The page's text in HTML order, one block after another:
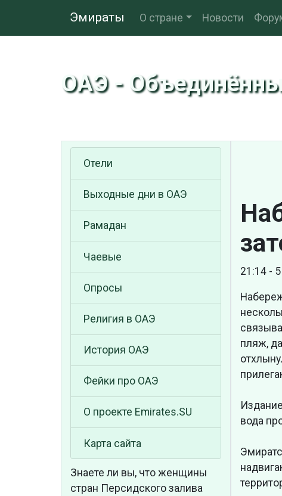
Эмираты О стране Новости
ОАЭ -
21:14 -
пляж,
вода
Отели
Выходные дни в ОАЭ
Рамадан
Чаевые
Опросы
Религия в ОАЭ
История ОАЭ
Фейки про ОАЭ
О проекте Emirates.SU
Карта сайта
Знаете ли вы, что женщины
стран Персидского залива